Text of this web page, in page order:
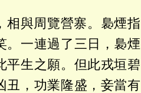
相與周覽營寨。裊煙指
。一連過了三日，裊煙
平生之願。但此戎垣碧
丑，功業隆盛，妾當有